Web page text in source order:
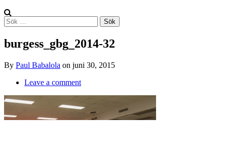
Sök
efter:
burgess_gbg_2014-32
By Paul Babalola on juni 30, 2015
Leave a comment